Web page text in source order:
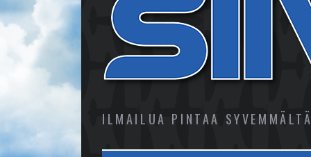
ILMAILUA PINTAA